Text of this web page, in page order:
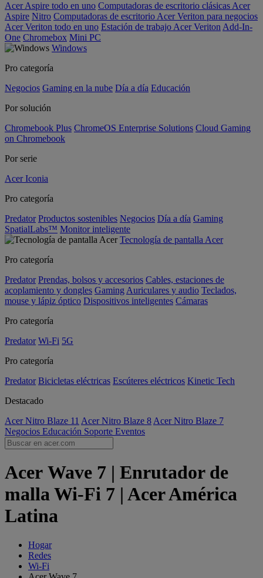
Acer Aspire todo en uno Computadoras de escritorio clásicas Acer
Aspire Nitro Computadoras de escritorio Acer Veriton para negocios
Acer Veriton todo en uno Estación de trabajo Acer Veriton Add-In-
One Chromebox Mini PC
Windows
Pro categoría
Negocios Gaming en la nube Día a día Educación
Por solución
Chromebook Plus ChromeOS Enterprise Solutions Cloud Gaming
on Chromebook
Por serie
Acer Iconia
Pro categoría
Predator Productos sostenibles Negocios Día a día Gaming
SpatialLabs™ Monitor inteligente
Tecnología de pantalla Acer
Pro categoría
Predator Prendas, bolsos y accesorios Cables, estaciones de
acoplamiento y dongles Gaming Auriculares y audio Teclados,
mouse y lápiz óptico Dispositivos inteligentes Cámaras
Pro categoría
Predator Wi-Fi 5G
Pro categoría
Predator Bicicletas eléctricas Escúteres eléctricos Kinetic Tech
Destacado
Acer Nitro Blaze 11 Acer Nitro Blaze 8 Acer Nitro Blaze 7
Negocios Educación Soporte Eventos
Acer Wave 7 | Enrutador de
malla Wi-Fi 7 | Acer América
Latina
Hogar
Redes
Wi-Fi